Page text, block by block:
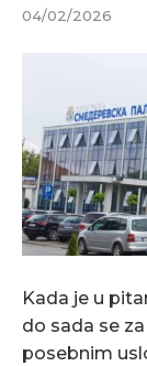
04/02/2026
Kada je u
do sada se
posebnim